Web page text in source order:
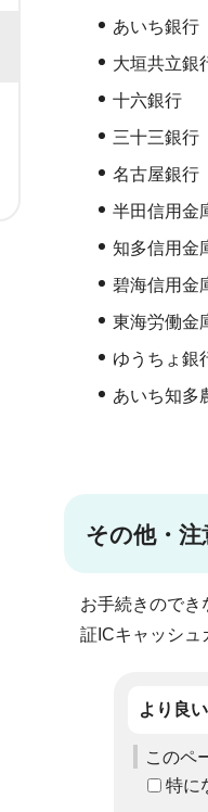
あいち銀行
大垣共立銀
十六銀行
三十三銀行
名古屋銀行
半田信用金
知多信用金
碧海信用金
東海労働金
ゆうちょ銀
あいち知多
その他・注
お手続きので
証ICキャッシュ
より良
このペ
特に